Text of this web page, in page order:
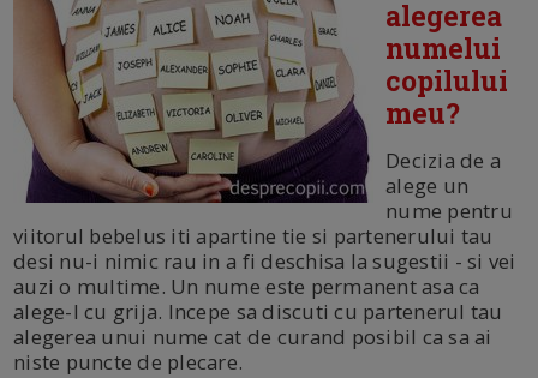
alegerea
numelui
copilului
meu?
Decizia de a
alege un
nume pentru
viitorul bebelus iti apartine tie si partenerului tau
desi nu-i nimic rau in a fi deschisa la sugestii - si vei
auzi o multime. Un nume este permanent asa ca
alege-l cu grija. Incepe sa discuti cu partenerul tau
alegerea unui nume cat de curand posibil ca sa ai
niste puncte de plecare.